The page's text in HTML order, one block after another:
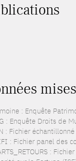
: Enquête
: Enquête Droits de
: Fichier
: Fichier panel des
: